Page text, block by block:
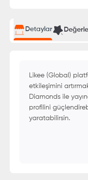
Detaylar
Likee (Global)
etkileşimini
Diamonds ile
profilini
yaratabilirsin.